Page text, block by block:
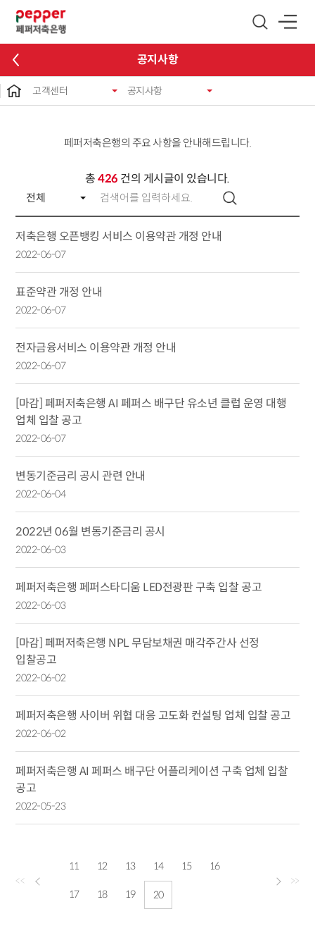
공지사항
고객센터 공지사항
페퍼저축은행의 주요 사항을 안내해드립니다.
총426 건의 게시글이 있습니다.
저축은행 오픈뱅킹 서비스 이용약관 개정 안내
2022-06-07
표준약관 개정 안내
2022-06-07
전자금융서비스 이용약관 개정 안내
2022-06-07
[마감] 페퍼저축은행 AI 페퍼스 배구단 유소년 클럽 운영 대행
업체 입찰 공고
2022-06-07
변동기준금리 공시 관련 안내
2022-06-04
2022년 06월 변동기준금리 공시
2022-06-03
페퍼저축은행 페퍼스타디움 LED전광판 구축 입찰 공고
2022-06-03
[마감] 페퍼저축은행 NPL 무담보채권 매각주간사 선정
입찰공고
2022-06-02
페퍼저축은행 사이버 위협 대응 고도화 컨설팅 업체 입찰 공고
2022-06-02
페퍼저축은행 AI 페퍼스 배구단 어플리케이션 구축 업체 입찰
공고
2022-05-23
<<
11 12 13 14 15 16
17 18 19 20
>>